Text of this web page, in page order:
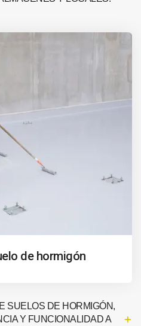
de hormigón
SUELOS DE HORMIGÓN,
Y FUNCIONALIDAD A